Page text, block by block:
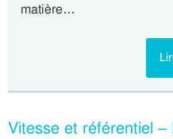
matière…
Vitesse et référentiel